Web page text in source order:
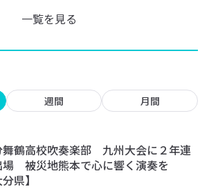
一覧を見る
週間 月間
舞鶴高校吹奏楽部 九州大会に２年連
場 被災地熊本で心に響く演奏を
分県】